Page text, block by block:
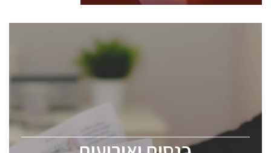
כנסים ואירועים
לכל העוסקים בתעשיית הסמיקונדקטור כולל מהנדסים,